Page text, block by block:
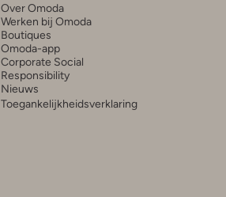
Over Omoda
Werken bij Omoda
Boutiques
Omoda-app
Corporate Social
Responsibility
Nieuws
Toegankelijkheidsverklaring